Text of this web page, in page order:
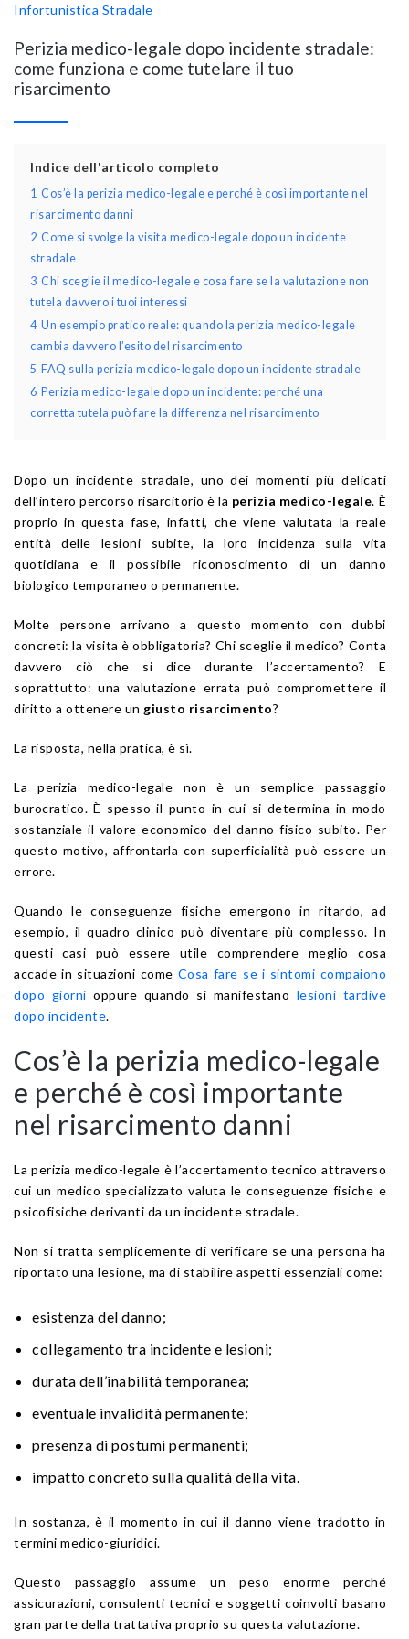
Infortunistica Stradale
Perizia medico-legale dopo incidente stradale:
come funziona e come tutelare il tuo
risarcimento
Indice dell'articolo completo
1 Cos’è la perizia medico-legale e perché è così importante nel
risarcimento danni
2 Come si svolge la visita medico-legale dopo un incidente
stradale
3 Chi sceglie il medico-legale e cosa fare se la valutazione non
tutela davvero i tuoi interessi
4 Un esempio pratico reale: quando la perizia medico-legale
cambia davvero l’esito del risarcimento
5 FAQ sulla perizia medico-legale dopo un incidente stradale
6 Perizia medico-legale dopo un incidente: perché una
corretta tutela può fare la differenza nel risarcimento
Dopo un incidente stradale, uno dei momenti più delicati
dell’intero percorso risarcitorio è la perizia medico-legale. È
proprio in questa fase, infatti, che viene valutata la reale
entità delle lesioni subite, la loro incidenza sulla vita
quotidiana e il possibile riconoscimento di un danno
biologico temporaneo o permanente.
Molte persone arrivano a questo momento con dubbi
concreti: la visita è obbligatoria? Chi sceglie il medico? Conta
davvero ciò che si dice durante l’accertamento? E
soprattutto: una valutazione errata può compromettere il
diritto a ottenere un giusto risarcimento?
La risposta, nella pratica, è sì.
La perizia medico-legale non è un semplice passaggio
burocratico. È spesso il punto in cui si determina in modo
sostanziale il valore economico del danno fisico subito. Per
questo motivo, affrontarla con superficialità può essere un
errore.
Quando le conseguenze fisiche emergono in ritardo, ad
esempio, il quadro clinico può diventare più complesso. In
questi casi può essere utile comprendere meglio cosa
accade in situazioni come Cosa fare se i sintomi compaiono
dopo giorni oppure quando si manifestano lesioni tardive
dopo incidente.
Cos’è la perizia medico-legale
e perché è così importante
nel risarcimento danni
La perizia medico-legale è l’accertamento tecnico attraverso
cui un medico specializzato valuta le conseguenze fisiche e
psicofisiche derivanti da un incidente stradale.
Non si tratta semplicemente di verificare se una persona ha
riportato una lesione, ma di stabilire aspetti essenziali come:
esistenza del danno;
collegamento tra incidente e lesioni;
durata dell’inabilità temporanea;
eventuale invalidità permanente;
presenza di postumi permanenti;
impatto concreto sulla qualità della vita.
In sostanza, è il momento in cui il danno viene tradotto in
termini medico-giuridici.
Questo passaggio assume un peso enorme perché
assicurazioni, consulenti tecnici e soggetti coinvolti basano
gran parte della trattativa proprio su questa valutazione.